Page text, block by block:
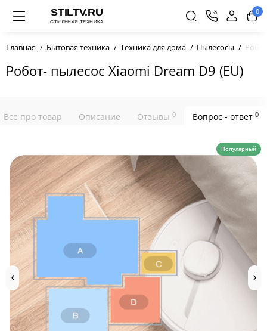
0
Главная Бытовая техника Техника для дома Пылесосы
Робот- пылесос Xiaomi Dream D9 (EU)
Все про товар Описание Отзывы 0 Вопрос - ответ 0
Популярный